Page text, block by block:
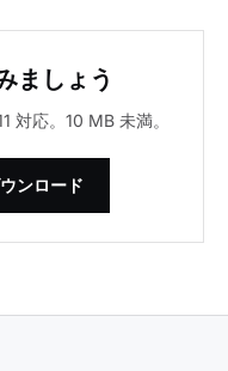
ましょう
対応。10 MB 未満。
ンロード